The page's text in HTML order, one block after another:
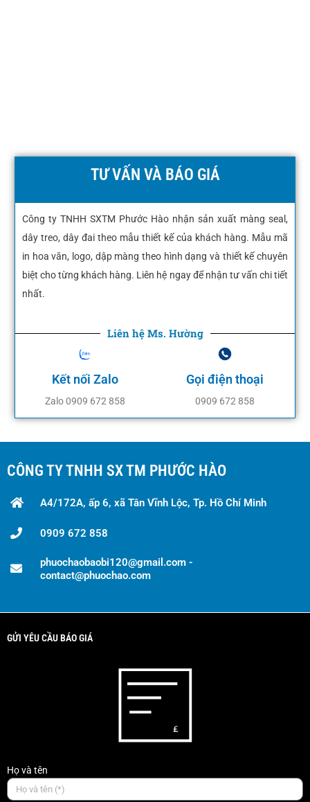
TƯ VẤN VÀ BÁO GIÁ
Công ty TNHH SXTM Phước Hào nhận sản xuất màng seal,
dây treo, dây đai theo mẫu thiết kế của khách hàng. Mẫu mã
in hoa văn, logo, dập màng theo hình dạng và thiết kế chuyên
biệt cho từng khách hàng. Liên hệ ngay để nhận tư vấn chi tiết
nhất.
Liên hệ Ms. Hường
Kết nối Zalo
Zalo 0909 672 858
Gọi điện thoại
0909 672 858
CÔNG TY TNHH SX TM PHƯỚC HÀO
A4/172A, ấp 6, xã Tân Vĩnh Lộc, Tp. Hồ Chí Minh
0909 672 858
phuochaobaobi120@gmail.com -
contact@phuochao.com
GỬI YÊU CẦU BÁO GIÁ
Họ và tên